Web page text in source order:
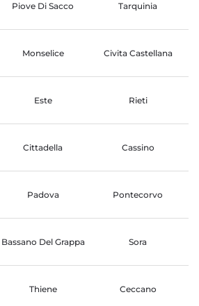
Piove Di Sacco Tarquinia
Monselice Civita Castellana
Este Rieti
Cittadella Cassino
Padova Pontecorvo
Bassano Del Grappa Sora
Thiene Ceccano